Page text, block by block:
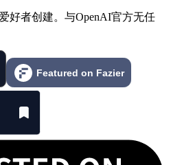
好者创建。与OpenAI官方无任